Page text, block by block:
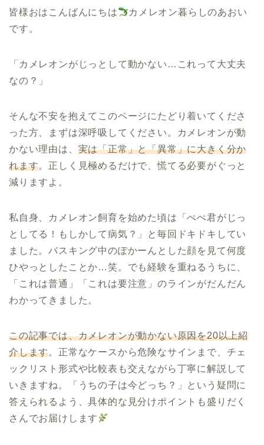
皆様おはこんばんにちは
カメレオン暮らしのあおい
です。
「カメレオンがじっとして動かない…これって大丈夫
なの？」
そんな不安を抱えてこのページにたどり着いてくださ
った方、まずは深呼吸してください。カメレオンが動
かない理由は、 実は「正常」と「異常」に大きく分か
れます。正しく見極めるだけで、慌てる必要がぐっと
減りますよ。
私自身、カメレオン飼育を始めた頃は「ぺぺ君がじっ
としてる！もしかして病気？」と毎回ドキドキしてい
ました。バスキング中のぽかーんとした顔を見て何度
ひやっとしたことか…笑。でも経験を重ねるうちに、
「これは普通」「これは要注意」のラインがだんだん
わかってきました。
この記事では、カメレオンが動かない原因を20以上紹
介します。正常なケースから危険なサインまで、チェ
ックリスト形式や比較表も交えながら丁寧に解説して
いきますね。「うちの子は今どっち？」という疑問に
答えられるよう、具体的な見分けポイントも盛りだく
さんでお届けします